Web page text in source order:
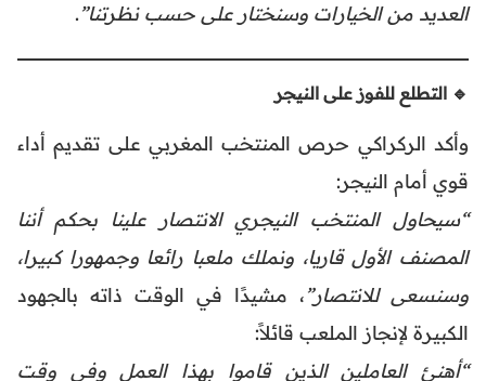
العديد من الخيارات وسنختار على حسب نظرتنا”.
🔹 التطلع للفوز على النيجر
وأكد الركراكي حرص المنتخب المغربي على تقديم أداء
قوي أمام النيجر:
“سيحاول المنتخب النيجري الانتصار علينا بحكم أننا
المصنف الأول قاريا، ونملك ملعبا رائعا وجمهورا كبيرا،
وسنسعى للانتصار”، مشيدًا في الوقت ذاته بالجهود
الكبيرة لإنجاز الملعب قائلاً:
“أهنئ العاملين الذين قاموا بهذا العمل وفي وقت